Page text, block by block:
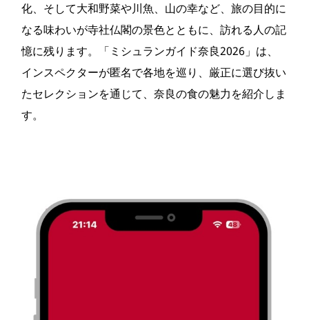
化、そして大和野菜や川魚、山の幸など、旅の目的に
なる味わいが寺社仏閣の景色とともに、訪れる人の記
憶に残ります。「ミシュランガイド奈良2026」は、
インスペクターが匿名で各地を巡り、厳正に選び抜い
たセレクションを通じて、奈良の食の魅力を紹介しま
す。